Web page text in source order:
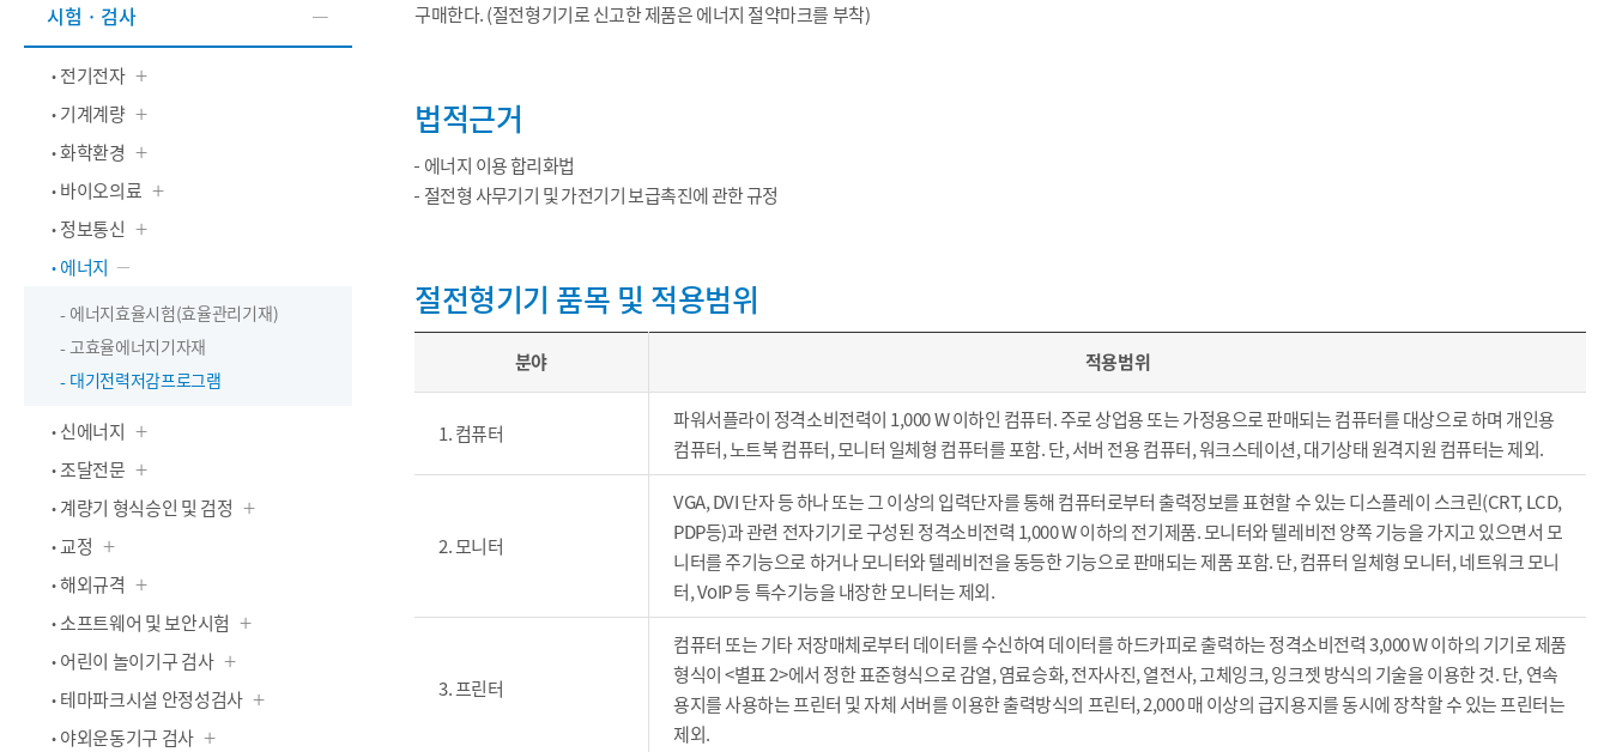
시험 · 검사
전기전자
기계계량
화학환경
바이오의료
정보통신
에너지
에너지효율시험(효율관리기재)
고효율에너지기자재
대기전력저감프로그램
신에너지
조달전문
계량기 형식승인 및 검정
교정
해외규격
소프트웨어 및 보안시험
어린이 놀이기구 검사
테마파크시설 안정성검사
야외운동기구 검사
구매한다. (절전형기기로 신고한 제품은 에너지 절약마크를 부착)
법적근거
에너지 이용 합리화법
절전형 사무기기 및 가전기기 보급촉진에 관한 규정
절전형기기 품목 및 적용범위
분야 적용범위
1. 컴퓨터
파워서플라이 정격소비전력이 1,000 W 이하인 컴퓨터. 주로 상업용 또는 가정용으로 판매되는 컴퓨터를 대상으로 하며 개인용
컴퓨터, 노트북 컴퓨터, 모니터 일체형 컴퓨터를 포함. 단, 서버 전용 컴퓨터, 워크스테이션, 대기상태 원격지원 컴퓨터는 제외.
2. 모니터
VGA, DVI 단자 등 하나 또는 그 이상의 입력단자를 통해 컴퓨터로부터 출력정보를 표현할 수 있는 디스플레이 스크린(CRT, LCD,
PDP등)과 관련 전자기기로 구성된 정격소비전력 1,000 W 이하의 전기제품. 모니터와 텔레비전 양쪽 기능을 가지고 있으면서 모
니터를 주기능으로 하거나 모니터와 텔레비전을 동등한 기능으로 판매되는 제품 포함. 단, 컴퓨터 일체형 모니터, 네트워크 모니
터, VoIP 등 특수기능을 내장한 모니터는 제외.
3. 프린터
컴퓨터 또는 기타 저장매체로부터 데이터를 수신하여 데이터를 하드카피로 출력하는 정격소비전력 3,000 W 이하의 기기로 제품
형식이 <별표 2>에서 정한 표준형식으로 감열, 염료승화, 전자사진, 열전사, 고체잉크, 잉크젯 방식의 기술을 이용한 것. 단, 연속
용지를 사용하는 프린터 및 자체 서버를 이용한 출력방식의 프린터, 2,000 매 이상의 급지용지를 동시에 장착할 수 있는 프린터는
제외.